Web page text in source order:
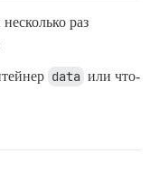
раз
data или что-